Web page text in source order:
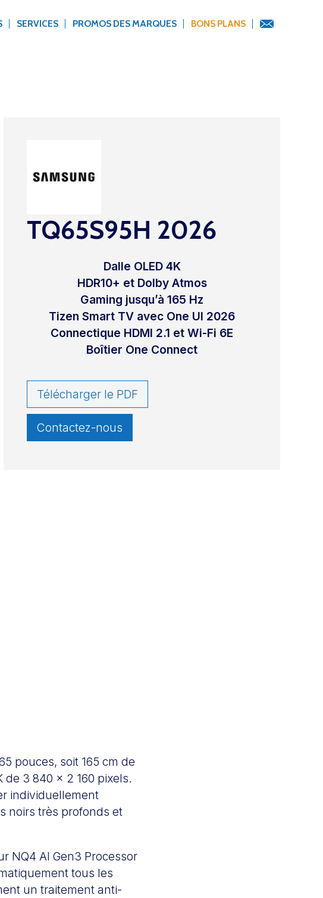
SERVICES PROMOS DES MARQUES BONS PLANS
TQ65S95H 2026
Dalle OLED 4K
HDR10+ et Dolby Atmos
Gaming jusqu’à 165 Hz
Tizen Smart TV avec One UI 2026
Connectique HDMI 2.1 et Wi-Fi 6E
Boîtier One Connect
Télécharger le PDF
Contactez-nous
pouces, soit 165 cm de
de 3 840 x 2 160 pixels.
individuellement
noirs très profonds et
NQ4 AI Gen3 Processor
tous les
un traitement anti-